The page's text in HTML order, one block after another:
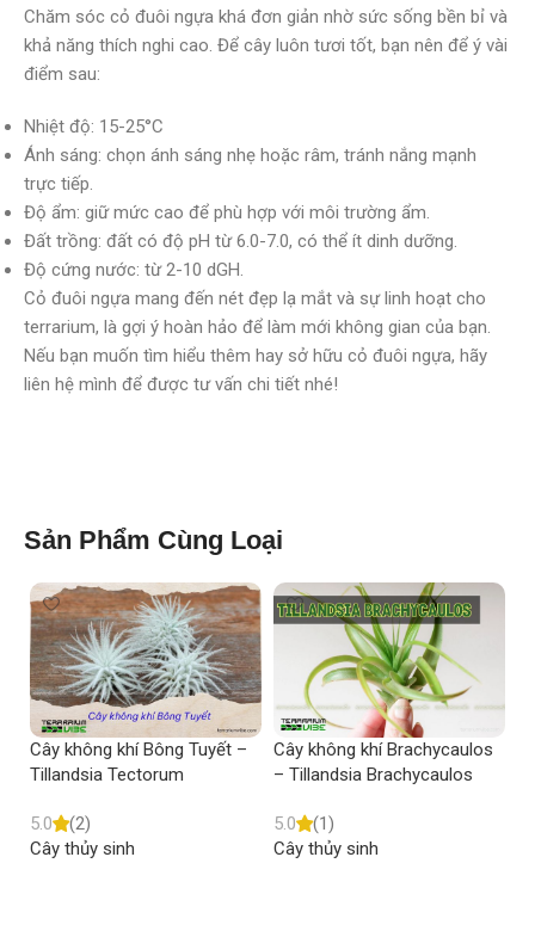
Chăm sóc cỏ đuôi ngựa khá đơn giản nhờ sức sống bền bỉ và
khả năng thích nghi cao. Để cây luôn tươi tốt, bạn nên để ý vài
điểm sau:
Nhiệt độ: 15-25°C
Ánh sáng: chọn ánh sáng nhẹ hoặc râm, tránh nắng mạnh
trực tiếp.
Độ ẩm: giữ mức cao để phù hợp với môi trường ẩm.
Đất trồng: đất có độ pH từ 6.0-7.0, có thể ít dinh dưỡng.
Độ cứng nước: từ 2-10 dGH.
Cỏ đuôi ngựa mang đến nét đẹp lạ mắt và sự linh hoạt cho
terrarium, là gợi ý hoàn hảo để làm mới không gian của bạn.
Nếu bạn muốn tìm hiểu thêm hay sở hữu cỏ đuôi ngựa, hãy
liên hệ mình để được tư vấn chi tiết nhé!
Sản Phẩm Cùng Loại
Cây không khí Bông Tuyết –
Tillandsia Tectorum
5.0
(2)
Cây thủy sinh
Cây không khí Brachycaulos
– Tillandsia Brachycaulos
5.0
(1)
Cây thủy sinh